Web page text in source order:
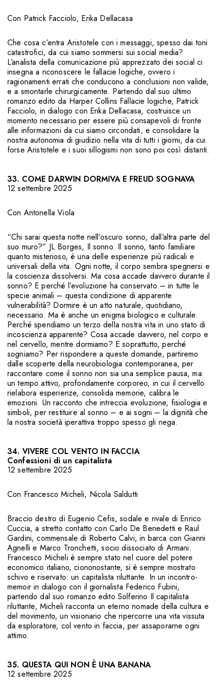
Con Patrick Facciolo, Erika Dellacasa
Che cosa c’entra Aristotele con i messaggi, spesso dai toni
catastrofici, da cui siamo sommersi sui social media?
L’analista della comunicazione più apprezzato dei social ci
insegna a riconoscere le fallacie logiche, ovvero i
ragionamenti errati che conducono a conclusioni non valide,
e a smontarle chirurgicamente. Partendo dal suo ultimo
romanzo edito da Harper Collins Fallacie logiche, Patrick
Facciolo, in dialogo con Erika Dellacasa, costruisce un
momento necessario per essere più consapevoli di fronte
alle informazioni da cui siamo circondati, e consolidare la
nostra autonomia di giudizio nella vita di tutti i giorni, da cui
forse Aristotele e i suoi sillogismi non sono poi così distanti.
33. COME DARWIN DORMIVA E FREUD SOGNAVA
12 settembre 2025
Con Antonella Viola
“Chi sarai questa notte nell’oscuro sonno, dall’altra parte del
suo muro?” JL Borges, Il sonno. Il sonno, tanto familiare
quanto misterioso, è una delle esperienze più radicali e
universali della vita. Ogni notte, il corpo sembra spegnersi e
la coscienza dissolversi. Ma cosa accade davvero durante il
sonno? E perché l’evoluzione ha conservato – in tutte le
specie animali – questa condizione di apparente
vulnerabilità? Dormire è un atto naturale, quotidiano,
necessario. Ma è anche un enigma biologico e culturale.
Perché spendiamo un terzo della nostra vita in uno stato di
incoscienza apparente? Cosa accade davvero, nel corpo e
nel cervello, mentre dormiamo? E soprattutto, perché
sogniamo? Per rispondere a queste domande, partiremo
dalle scoperte della neurobiologia contemporanea, per
raccontare come il sonno non sia una semplice pausa, ma
un tempo attivo, profondamente corporeo, in cui il cervello
rielabora esperienze, consolida memorie, calibra le
emozioni. Un racconto che intreccia evoluzione, fisiologia e
simboli, per restituire al sonno – e ai sogni – la dignità che
la nostra società iperattiva troppo spesso gli nega.
34. VIVERE COL VENTO IN FACCIA
Confessioni di un capitalista
12 settembre 2025
Con Francesco Micheli, Nicola Saldutti
Braccio destro di Eugenio Cefis, sodale e rivale di Enrico
Cuccia, a stretto contatto con Carlo De Benedetti e Raul
Gardini, commensale di Roberto Calvi, in barca con Gianni
Agnelli e Marco Tronchetti, socio dissociato di Armani.
Francesco Micheli è sempre stato nel cuore del potere
economico italiano, ciononostante, si è sempre mostrato
schivo e riservato: un capitalista riluttante. In un incontro-
memoir in dialogo con il giornalista Federico Fubini,
partendo dal suo romanzo edito Solferino Il capitalista
riluttante, Micheli racconta un eterno nomade della cultura e
del movimento, un visionario che ripercorre una vita vissuta
da esploratore, col vento in faccia, per assaporarne ogni
attimo.
35. QUESTA QUI NON È UNA BANANA
12 settembre 2025